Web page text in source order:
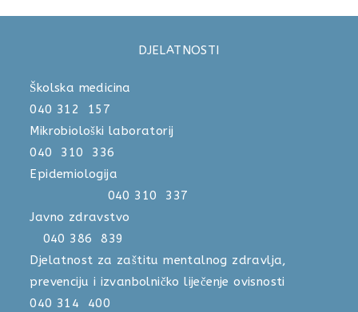
DJELATNOSTI
Školska medicina
040 312 157
Mikrobiološki laboratorij
040 310 336
Epidemiologija
040 310 337
Javno zdravstvo
040 386 839
Djelatnost za zaštitu mentalnog zdravlja,
prevenciju i izvanbolničko liječenje ovisnosti
040 314 400